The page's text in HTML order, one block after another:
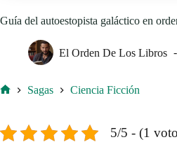
Guía del autoestopista galáctico en
El Orden De Los Libros
Sagas Ciencia Ficción
5/5 - (1